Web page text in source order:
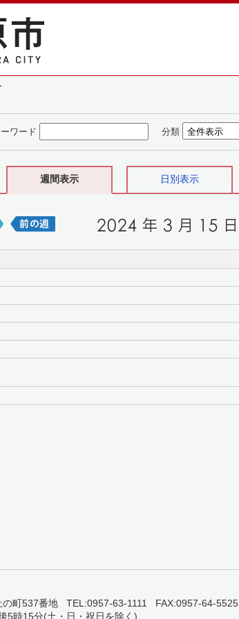
ワード 分類
週間表示 日別表示
町537番地 TEL:0957-63-1111 FAX:0957-64-5525
時15分(土・日・祝日を除く)